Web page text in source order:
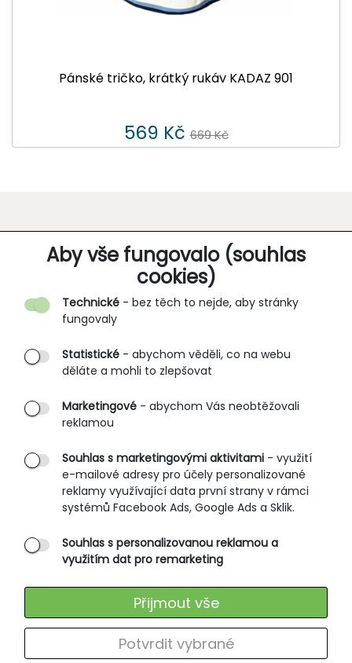
Aby vše fungovalo (souhlas
cookies)
Technické - bez těch to nejde, aby stránky
fungovaly
Statistické - abychom věděli, co na webu
děláte a mohli to zlepšovat
Marketingové - abychom Vás neobtěžovali
reklamou
Souhlas s marketingovými aktivitami - využití
e-mailové adresy pro účely personalizované
reklamy využívající data první strany v rámci
systémů Facebook Ads, Google Ads a Sklik.
Souhlas s personalizovanou reklamou a
využitím dat pro remarketing
Potvrdit vybrané
Přijmout vše
Pánské tričko, krátký rukáv KADAZ 901
569 Kč 669 Kč
O SPOLEČNOSTI
O nás
Partnerské prodejny
B2B vstup
PRŮVODCE NAKUPOVÁNÍM
Obchodní podmínky
Rozměrové tabulky
Způsoby doručení
Ochrana osobních údajů
SLUŽBY ZÁKAZNÍKŮM
Výměna zboží